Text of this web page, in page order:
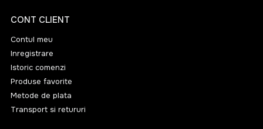
CONT CLIENT
Contul meu
Inregistrare
Istoric comenzi
Produse favorite
Metode de plata
Transport si retururi